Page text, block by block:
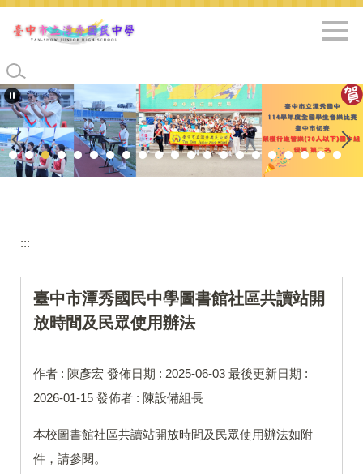
跳
到
要
內
容
區
:::
臺中市潭秀國民中學圖書館社區共讀站開
放時間及民眾使用辦法
作者 : 陳彥宏 發佈日期 : 2025-06-03 最後更新日期 :
2026-01-15 發佈者 : 陳設備組長
本校圖書館社區共讀站開放時間及民眾使用辦法如附
件，請參閱。